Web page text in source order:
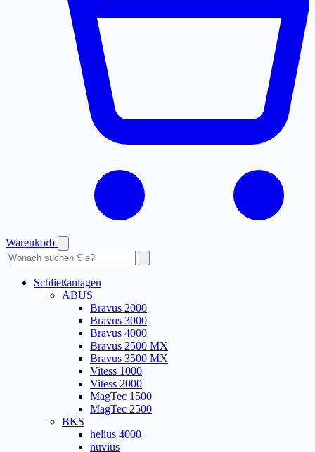
Warenkorb
Produkte
durchsuchen
Schließanlagen
ABUS
Bravus 2000
Bravus 3000
Bravus 4000
Bravus 2500 MX
Bravus 3500 MX
Vitess 1000
Vitess 2000
MagTec 1500
MagTec 2500
BKS
helius 4000
nuvius